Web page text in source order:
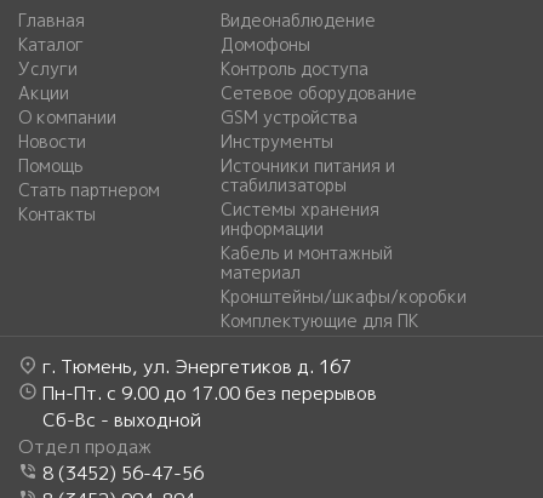
Главная
Каталог
Услуги
Акции
О компании
Новости
Помощь
Стать партнером
Контакты
Видеонаблюдение
Домофоны
Контроль доступа
Сетевое оборудование
GSM устройства
Инструменты
Источники питания и
стабилизаторы
Системы хранения
информации
Кабель и монтажный
материал
Кронштейны/шкафы/коробки
Комплектующие для ПК
г. Тюмень, ул. Энергетиков д. 167
Пн-Пт. с 9.00 до 17.00 без перерывов
Сб-Вс - выходной
Отдел продаж
8 (3452) 56-47-56